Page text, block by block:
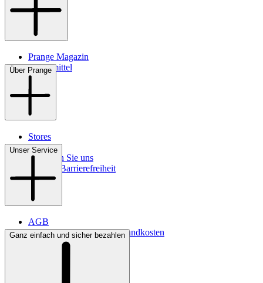
Prange Magazin
Pflegemittel
Über Prange
Stores
Kontakt
So finden Sie uns
Digitale Barrierefreiheit
Unser Service
AGB
Lieferbedingungen & Versandkosten
Bezahlung
Ganz einfach und sicher bezahlen